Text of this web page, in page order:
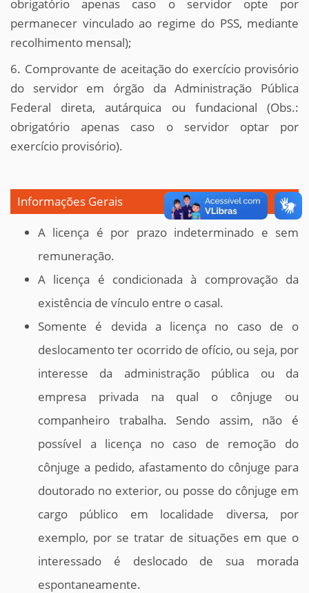
obrigatório apenas caso o servidor opte por
permanecer vinculado ao regime do PSS, mediante
recolhimento mensal);
6. Comprovante de aceitação do exercício provisório
do servidor em órgão da Administração Pública
Federal direta, autárquica ou fundacional (Obs.:
obrigatório apenas caso o servidor optar por
exercício provisório).
Informações Gerais
A licença é por prazo indeterminado e sem
remuneração.
A licença é condicionada à comprovação da
existência de vínculo entre o casal.
Somente é devida a licença no caso de o
deslocamento ter ocorrido de ofício, ou seja, por
interesse da administração pública ou da
empresa privada na qual o cônjuge ou
companheiro trabalha. Sendo assim, não é
possível a licença no caso de remoção do
cônjuge a pedido, afastamento do cônjuge para
doutorado no exterior, ou posse do cônjuge em
cargo público em localidade diversa, por
exemplo, por se tratar de situações em que o
interessado é deslocado de sua morada
espontaneamente.